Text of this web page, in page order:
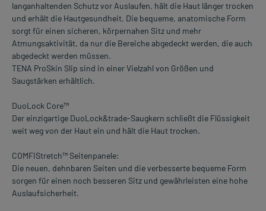
langanhaltenden Schutz vor Auslaufen, hält die Haut länger trocken
und erhält die Hautgesundheit. Die bequeme, anatomische Form
sorgt für einen sicheren, körpernahen Sitz und mehr
Atmungsaktivität, da nur die Bereiche abgedeckt werden, die auch
abgedeckt werden müssen.
TENA ProSkin Slip sind in einer Vielzahl von Größen und
Saugstärken erhältlich.
DuoLock Core™
Der einzigartige DuoLock&trade-Saugkern schließt die Flüssigkeit
weit weg von der Haut ein und hält die Haut trocken.
COMFIStretch™ Seitenpanele:
Die neuen, dehnbaren Seiten und die verbesserte bequeme Form
sorgen für einen noch besseren Sitz und gewährleisten eine hohe
Auslaufsicherheit.